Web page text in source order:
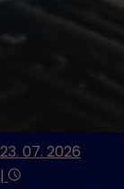
23. 07. 2026
|